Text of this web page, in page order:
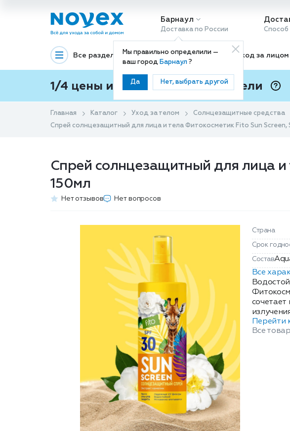
Барнаул
Доставка по России
Мы правильно определили —
ваш город Барнаул?
Да Нет, выбрать другой
Способ
Все разделы Декоративная косметика Уход за лицом
1/4 цены и покупки ваши с Подели
Главная Каталог Уход за телом Солнцезащитные средства
Спрей солнцезащитный для лица и тела Фитокосметик Fito Sun Screen,
Спрей солнцезащитный для лица и
150мл
Нет отзывов Нет вопросов
Страна
Срок
Состав
Oil,
Все
лица и
Перейти
Все